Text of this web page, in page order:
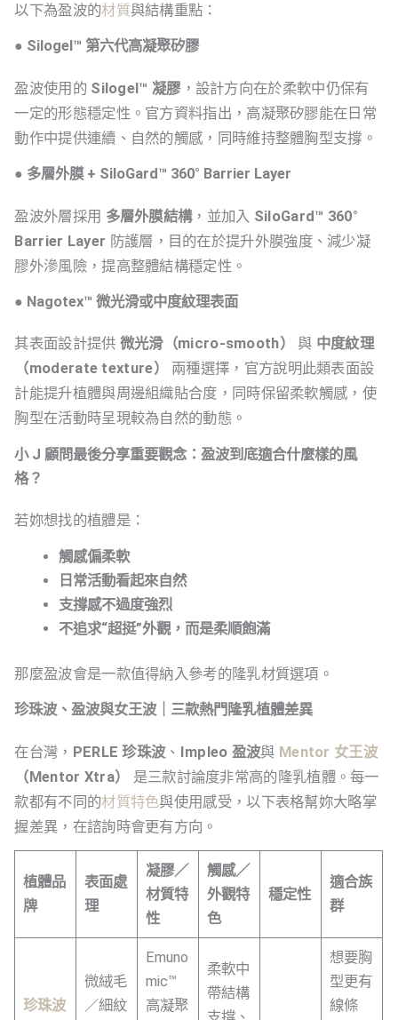
以下為盈波的材質與結構重點：
● Silogel™ 第六代高凝聚矽膠
盈波使用的 Silogel™ 凝膠，設計方向在於柔軟中仍保有
一定的形態穩定性。官方資料指出，高凝聚矽膠能在日常
動作中提供連續、自然的觸感，同時維持整體胸型支撐。
● 多層外膜 + SiloGard™ 360° Barrier Layer
盈波外層採用 多層外膜結構，並加入 SiloGard™ 360°
Barrier Layer 防護層，目的在於提升外膜強度、減少凝
膠外滲風險，提高整體結構穩定性。
● Nagotex™ 微光滑或中度紋理表面
其表面設計提供 微光滑（micro-smooth） 與 中度紋理
（moderate texture）
兩種選擇，官方說明此類表面設
計能提升植體與周邊組織貼合度，同時保留柔軟觸感，使
胸型在活動時呈現較為自然的動態。
小 J 顧問最後分享重要觀念：盈波到底適合什麼樣的風
格？
若妳想找的植體是：
觸感偏柔軟
日常活動看起來自然
支撐感不過度強烈
不追求“超挺”外觀，而是柔順飽滿
那麼盈波會是一款值得納入參考的隆乳材質選項。
珍珠波、盈波與女王波｜三款熱門隆乳植體差異
在台灣， PERLE 珍珠波、 Impleo 盈波與 Mentor 女王波
（Mentor Xtra）
是三款討論度非常高的隆乳植體。每一
款都有不同的材質特色與使用感受，以下表格幫妳大略掌
握差異，在諮詢時會更有方向。
植體品
牌
表面處
理
凝膠／
材質特
性
觸感／
外觀特
色
穩定性
適合族
群
珍珠波
微絨毛
／細紋
Emuno
mic™
高凝聚
柔軟中
帶結構
想要胸
型更有
線條